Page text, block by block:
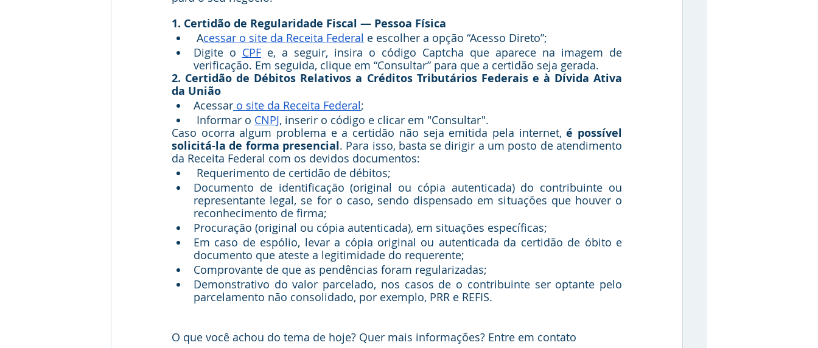
1. Certidão de Regularidade Fiscal — Pessoa Física
Acessar o site da Receita Federal e escolher a opção “Acesso Direto”;
Digite o CPF e, a seguir, insira o código Captcha que aparece na imagem de
verificação. Em seguida, clique em “Consultar” para que a certidão seja gerada.
2. Certidão de Débitos Relativos a Créditos Tributários Federais e à Dívida Ativa
da União
Acessar o site da Receita Federal;
Informar o CNPJ, inserir o código e clicar em "Consultar".
Caso ocorra algum problema e a certidão não seja emitida pela internet, é possível
solicitá-la de forma presencial. Para isso, basta se dirigir a um posto de atendimento
da Receita Federal com os devidos documentos:
Requerimento de certidão de débitos;
Documento de identificação (original ou cópia autenticada) do contribuinte ou
representante legal, se for o caso, sendo dispensado em situações que houver o
reconhecimento de firma;
Procuração (original ou cópia autenticada), em situações específicas;
Em caso de espólio, levar a cópia original ou autenticada da certidão de óbito e
documento que ateste a legitimidade do requerente;
Comprovante de que as pendências foram regularizadas;
Demonstrativo do valor parcelado, nos casos de o contribuinte ser optante pelo
parcelamento não consolidado, por exemplo, PRR e REFIS.
O que você achou do tema de hoje? Quer mais informações? Entre em contato